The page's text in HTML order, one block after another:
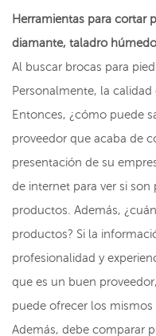
Herramientas para cortar
diamante, taladro
Al buscar brocas para
Personalmente, la calidad
Entonces, ¿cómo puede
proveedor que acaba de
presentación de su
de internet para ver si
productos. Además,
productos? Si la
profesionalidad y
que es un buen
puede ofrecer los
Además, debe comparar